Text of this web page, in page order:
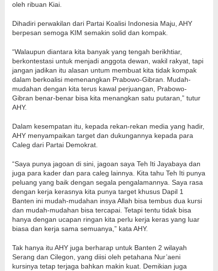
oleh ribuan Kiai.
Dihadiri perwakilan dari Partai Koalisi Indonesia Maju, AHY
berpesan semoga KIM semakin solid dan kompak.
“Walaupun diantara kita banyak yang tengah berikhtiar,
berkontestasi untuk menjadi anggota dewan, wakil rakyat, tapi
jangan jadikan itu alasan untum membuat kita tidak kompak
dalam berkoalisi memenangkan Prabowo-Gibran. Mudah-
mudahan dengan kita terus kawal perjuangan, Prabowo-
Gibran benar-benar bisa kita menangkan satu putaran,” tutur
AHY.
Dalam kesempatan itu, kepada rekan-rekan media yang hadir,
AHY menyampaikan target dan dukungannya kepada para
Caleg dari Partai Demokrat.
“Saya punya jagoan di sini, jagoan saya Teh Iti Jayabaya dan
juga para kader dan para caleg lainnya. Kita tahu Teh Iti punya
peluang yang baik dengan segala pengalamannya. Saya rasa
dengan kerja kerasnya kita punya target khusus Dapil 1
Banten ini mudah-mudahan insya Allah bisa tembus dua kursi
dan mudah-mudahan bisa tercapai. Tetapi tentu tidak bisa
hanya dengan ucapan ringan kita perlu kerja keras yang luar
biasa dan kerja sama semuanya,” kata AHY.
Tak hanya itu AHY juga berharap untuk Banten 2 wilayah
Serang dan Cilegon, yang diisi oleh petahana Nur’aeni
kursinya tetap terjaga bahkan makin kuat. Demikian juga